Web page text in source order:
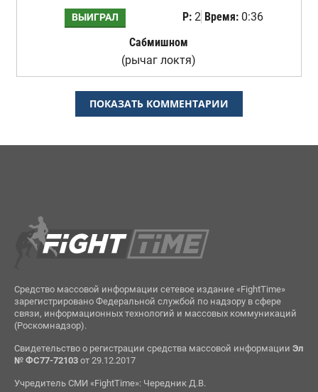
ВЫИГРАЛ Р:2 Время:0:36
Сабмишном
(рычаг локтя)
ПОКАЗАТЬ КОММЕНТАРИИ
Средство массовой информации сетевое издание «FightTime»
зарегистрировано Федеральной службой по надзору в сфере
связи, информационных технологий и массовых коммуникаций
(Роскомнадзор).
Свидетельство о регистрации средства массовой информации Эл
№ ФС77-72103от 29.12.2017
Учредитель СМИ «FightTime»: Чередник Д.В.